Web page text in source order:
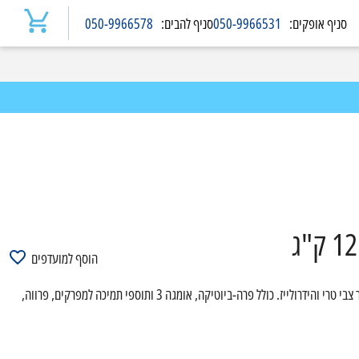
סניףאופקים:
050-9966531סניףלהבים:
050-9966578
הוסף למועדפים
מזון יבש היפואלרגני מלא לכלבים בוגרים מכל הגזעים, עם חלבון יחיד מבשר צבי טרי והידרולייז. כולל פרה-ביוטיקה, אומגה 3 ותוספי תמיכה למפרקים, פרווה,